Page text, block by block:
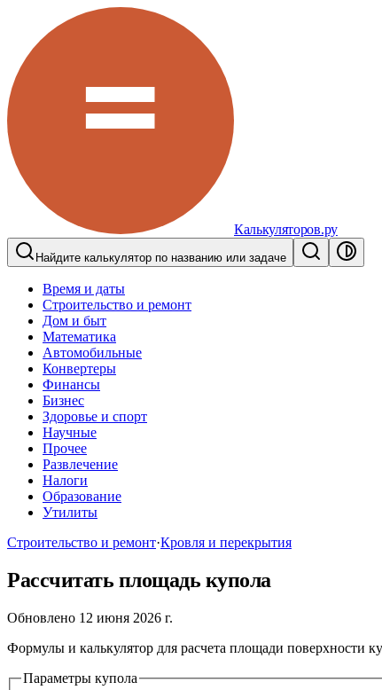
Калькуляторов.ру
Найдите калькулятор по названию или задаче
Время и даты
Строительство и ремонт
Дом и быт
Математика
Автомобильные
Конвертеры
Финансы
Бизнес
Здоровье и спорт
Научные
Прочее
Развлечение
Налоги
Образование
Утилиты
Строительство и ремонт·Кровля и перекрытия
Рассчитать площадь купола
Обновлено 12 июня 2026 г.
Формулы и калькулятор для расчета площади поверхности
Параметры купола